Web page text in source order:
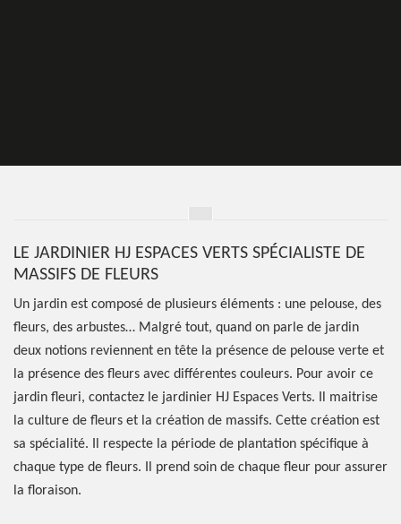
LE JARDINIER HJ ESPACES VERTS SPÉCIALISTE DE
MASSIFS DE FLEURS
Un jardin est composé de plusieurs éléments : une pelouse, des
fleurs, des arbustes… Malgré tout, quand on parle de jardin
deux notions reviennent en tête la présence de pelouse verte et
la présence des fleurs avec différentes couleurs. Pour avoir ce
jardin fleuri, contactez le jardinier HJ Espaces Verts. Il maitrise
la culture de fleurs et la création de massifs. Cette création est
sa spécialité. Il respecte la période de plantation spécifique à
chaque type de fleurs. Il prend soin de chaque fleur pour assurer
la floraison.